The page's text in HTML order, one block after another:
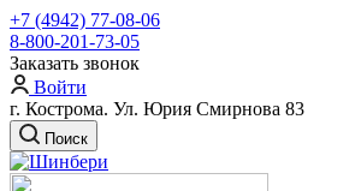
+7 (4942) 77-08-06
8-800-201-73-05
Заказать звонок
Войти
г. Кострома. Ул. Юрия Смирнова 83
Поиск